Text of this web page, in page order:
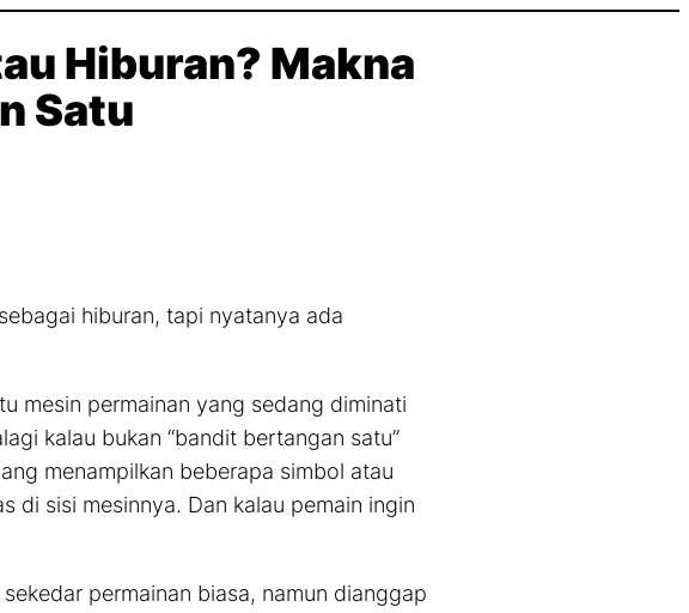
Hiburan? Makna
Satu
hiburan, tapi nyatanya ada
mesin permainan yang sedang diminati
kalau bukan “bandit bertangan satu”
menampilkan beberapa simbol atau
di sisi mesinnya. Dan kalau pemain ingin
permainan biasa, namun dianggap